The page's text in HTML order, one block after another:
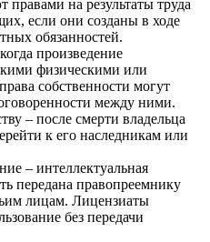
правами на результаты труда
если они созданы в ходе
обязанностей.
произведение
физическими или
собственности могут
между ними.
– после смерти владельца
к его наследникам или
– интеллектуальная
передана правопреемнику
лицам. Лицензиаты
без передачи